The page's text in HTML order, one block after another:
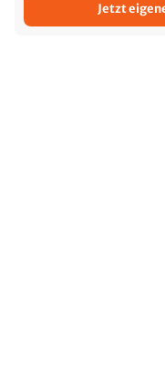
Jetzt